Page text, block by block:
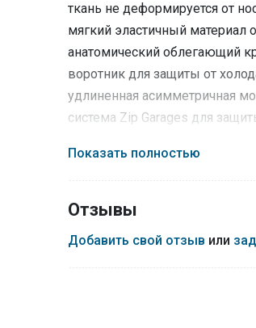
ткань не деформируется от
мягкий эластичный материал
анатомический облегающий
воротник для защиты от
удлиненная асимметричная
система Zip Garages для
низ рукавов с отверстием под
Подкладка Advance® T
Долговечность внешней
полиэстер, 7% спандекс.
Показать полностью
Отзывы
Добавить свой отзыв или